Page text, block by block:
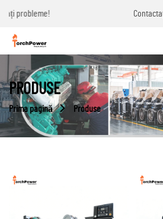
Contactați-mă imediat dacă
PRODUSE
Prima pagină Produse